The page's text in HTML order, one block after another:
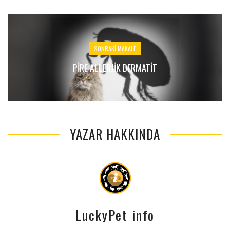
SONRAKI MAKALE
PIRE ALLERJIK DERMATIT
YAZAR HAKKINDA
LuckyPet info